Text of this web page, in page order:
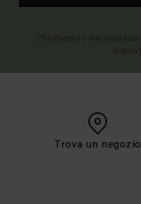
Trova un negozio